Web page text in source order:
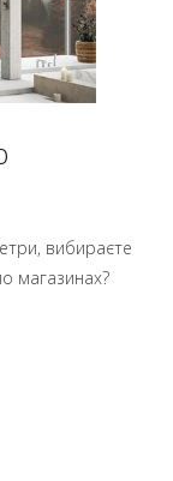
вибираєте
магазинах?